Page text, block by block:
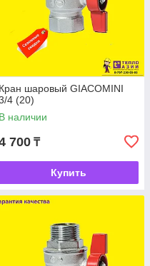
Кран шаровый GIACOMINI
4 (20)
В наличии
700 ₸
Купить